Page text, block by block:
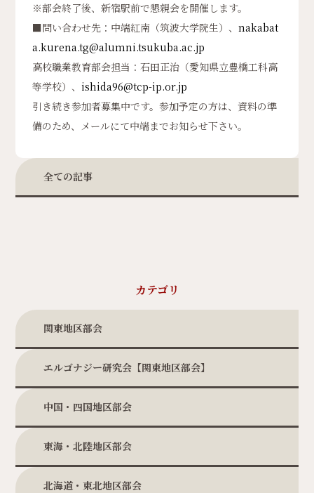
全ての記事
カテゴリ
関東地区部会
エルゴナジー研究会【関東地区部会】
中国・四国地区部会
東海・北陸地区部会
北海道・東北地区部会
※部会終了後、新宿駅前で懇親会を開催します。
■問い合わせ先：中端紅南（筑波大学院生）、nakabat
a.kurena.tg@alumni.tsukuba.ac.jp
高校職業教育部会担当：石田正治（愛知県立豊橋工科高
等学校）、 ishida96@tcp-ip.or.jp
引き続き参加者募集中です。参加予定の方は、資料の準
備のため、メールにて中端までお知らせ下さい。